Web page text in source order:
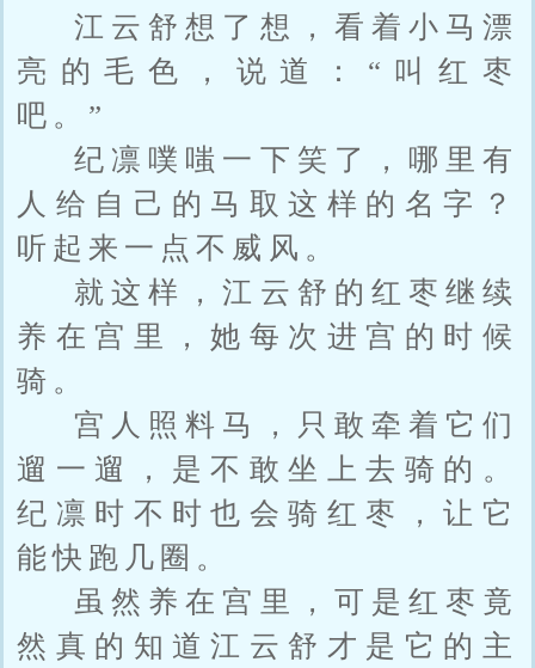
江云舒想了想，看着小马漂
亮的毛色，说道：“叫红枣
吧。”
纪凛噗嗤一下笑了，哪里有
人给自己的马取这样的名字？
听起来一点不威风。
就这样，江云舒的红枣继续
养在宫里，她每次进宫的时候
骑。
宫人照料马，只敢牵着它们
遛一遛，是不敢坐上去骑的。
纪凛时不时也会骑红枣，让它
能快跑几圈。
虽然养在宫里，可是红枣竟
然真的知道江云舒才是它的主